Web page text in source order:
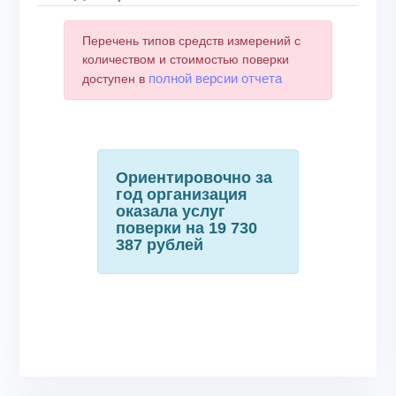
Перечень типов средств измерений с
количеством и стоимостью поверки
доступен в полной версии отчета
Ориентировочно за
год организация
оказала услуг
поверки на 19 730
387 рублей